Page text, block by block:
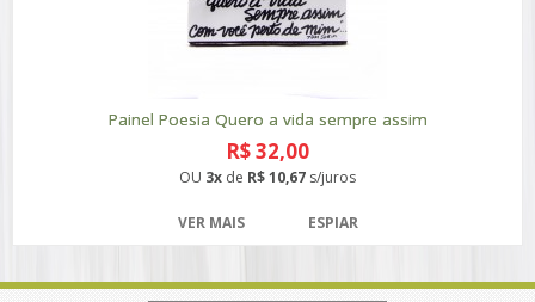
Painel Poesia Quero a vida sempre assim
R$ 32,00
OU 3x de R$ 10,67 s/juros
VER MAIS ESPIAR